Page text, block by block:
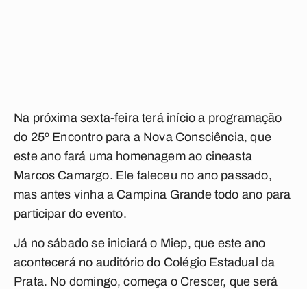
Na próxima sexta-feira terá início a programação
do 25º Encontro para a Nova Consciência, que
este ano fará uma homenagem ao cineasta
Marcos Camargo. Ele faleceu no ano passado,
mas antes vinha a Campina Grande todo ano para
participar do evento.
Já no sábado se iniciará o Miep, que este ano
acontecerá no auditório do Colégio Estadual da
Prata. No domingo, começa o Crescer, que será